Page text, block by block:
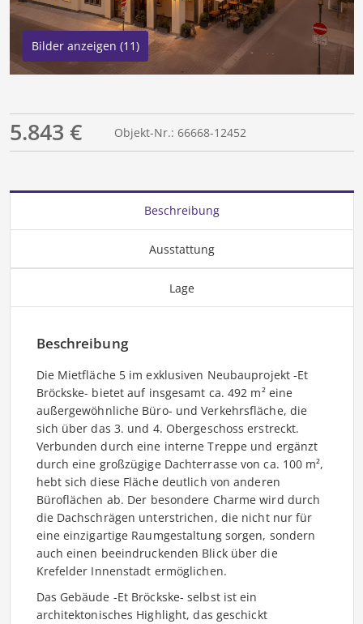
Bilder anzeigen (11)
5.843 € Objekt-Nr.: 66668-12452
Beschreibung
Ausstattung
Lage
Beschreibung
Die Mietfläche 5 im exklusiven Neubauprojekt -Et
Bröckske- bietet auf insgesamt ca. 492 m² eine
außergewöhnliche Büro- und Verkehrsfläche, die
sich über das 3. und 4. Obergeschoss erstreckt.
Verbunden durch eine interne Treppe und ergänzt
durch eine großzügige Dachterrasse von ca. 100 m²,
hebt sich diese Fläche deutlich von anderen
Büroflächen ab. Der besondere Charme wird durch
die Dachschrägen unterstrichen, die nicht nur für
eine einzigartige Raumgestaltung sorgen, sondern
auch einen beeindruckenden Blick über die
Krefelder Innenstadt ermöglichen.
Das Gebäude -Et Bröckske- selbst ist ein
architektonisches Highlight, das geschickt